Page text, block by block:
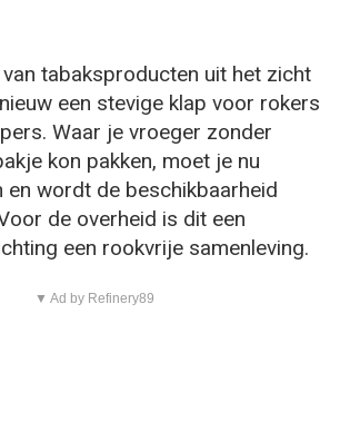
tabaksproducten uit het zicht
een stevige klap voor rokers
Waar je vroeger zonder
kon pakken, moet je nu
en wordt de beschikbaarheid
de overheid is dit een
een rookvrije samenleving.
▼ Ad by Refinery89